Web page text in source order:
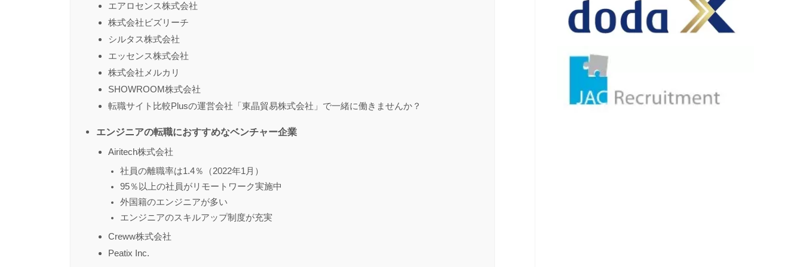
エアロセンス株式会社
株式会社ビズリーチ
シルタス株式会社
エッセンス株式会社
株式会社メルカリ
SHOWROOM株式会社
転職サイト比較Plusの運営会社「東晶貿易株式会社」で一緒に働きませんか？
エンジニアの転職におすすめなベンチャー企業
Airitech株式会社
社員の離職率は1.4％（2022年1月）
95％以上の社員がリモートワーク実施中
外国籍のエンジニアが多い
エンジニアのスキルアップ制度が充実
Creww株式会社
Peatix Inc.